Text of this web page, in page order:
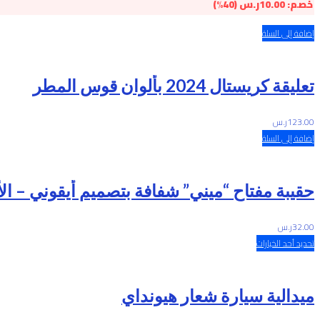
خصم:10.00ر.س(40%)
إضافة إلى السلة
تعليقة كريستال 2024 بألوان قوس المطر
123.00ر.س
إضافة إلى السلة
حقيبة مفتاح “ميني” شفافة بتصميم أيقوني –
32.00ر.س
تحديد أحد الخيارات
ميدالية سيارة شعار هيونداي